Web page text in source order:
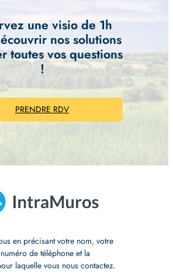
une visio de 1h
nos solutions
toutes vos questions
!
PRENDRE RDV
en précisant votre nom, votre
de téléphone et la
laquelle vous nous contactez.